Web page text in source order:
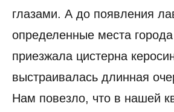
глазами. А до появления
определенные места
приезжала цистерна
выстраивалась длинная
Нам повезло, что в нашей